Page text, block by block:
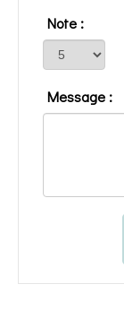
Note :
Message :